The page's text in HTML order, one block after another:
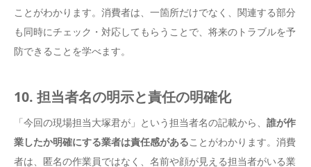
ことがわかります。消費者は、一箇所だけでなく、関連する部分
も同時にチェック・対応してもらうことで、将来のトラブルを予
防できることを学べます。
10. 担当者名の明示と責任の明確化
「今回の現場担当大塚君が」という担当者名の記載から、 誰が作
業したか明確にする業者は責任感があることがわかります。消費
者は、匿名の作業員ではなく、名前や顔が見える担当者がいる業